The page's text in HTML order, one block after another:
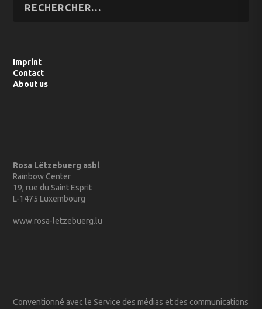
Imprint
Contact
About us
Rosa Lëtzebuerg asbl
Rainbow Center
19, rue du Saint Esprit
L-1475 Luxembourg
www.rosa-letzebuerg.lu
Conventionné avec le Service des médias et des communications